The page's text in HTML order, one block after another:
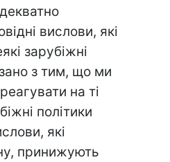
вислови, які
зарубіжні
з тим, що ми
на ті
політики
які
принижують